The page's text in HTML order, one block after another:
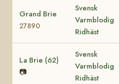
Grand Brie
27890
Svensk
Varmblodig
Ridhäst
La Brie (62)
📷
Svensk
Varmblodig
Ridhäst